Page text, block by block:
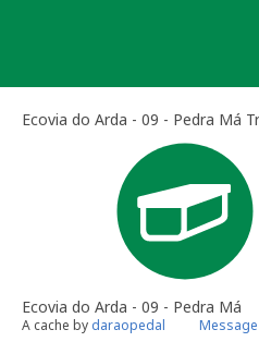
Ecovia do Arda - 09 - Pedra Má
Ecovia do Arda - 09 - Pedra Má
A cache by daraopedal